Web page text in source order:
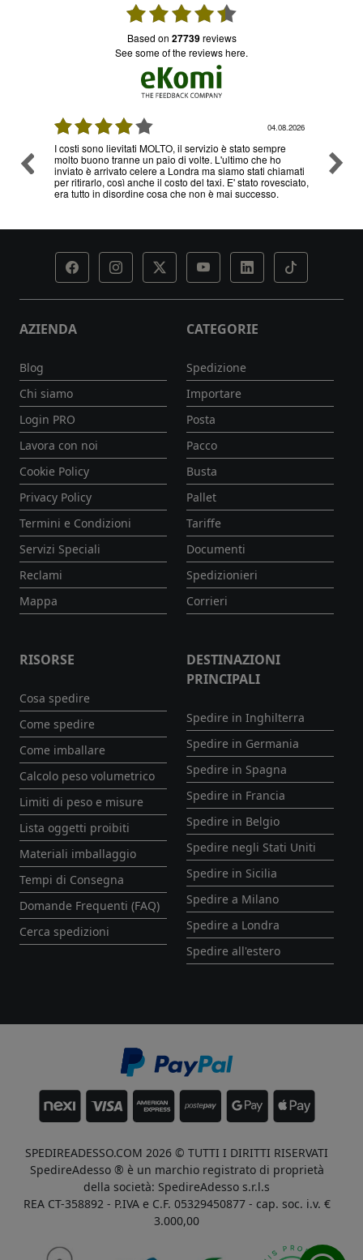
based on 27739reviews
see some of the reviews here.
03.08.2026
Ottimo servizio e prezzi, ritiro e consegna senza nessun
problema , sono già diverse volte che utilizzo il loro
servizio
AZIENDA
Blog
Chi siamo
Login PRO
Lavora con noi
Cookie Policy
Privacy Policy
Termini e Condizioni
Servizi Speciali
Reclami
Mappa
CATEGORIE
Spedizione
Importare
Posta
Pacco
Busta
Pallet
Tariffe
Documenti
Spedizionieri
Corrieri
RISORSE
Cosa spedire
Come spedire
Come imballare
Calcolo peso volumetrico
Limiti di peso e misure
Lista oggetti proibiti
Materiali imballaggio
Tempi di Consegna
Domande Frequenti (FAQ)
Cerca spedizioni
DESTINAZIONI
PRINCIPALI
Spedire in Inghilterra
Spedire in Germania
Spedire in Spagna
Spedire in Francia
Spedire in Belgio
Spedire negli Stati Uniti
Spedire in Sicilia
Spedire a Milano
Spedire a Londra
Spedire all'estero
SPEDIREADESSO.COM 2026 © TUTTI I DIRITTI RISERVATI
SpedireAdesso ® è un marchio registrato di proprietà
della società: SpedireAdesso s.r.l.s
REA CT-358892 - P.IVA e C.F. 05329450877 - cap. soc. i.v. €
3.000,00